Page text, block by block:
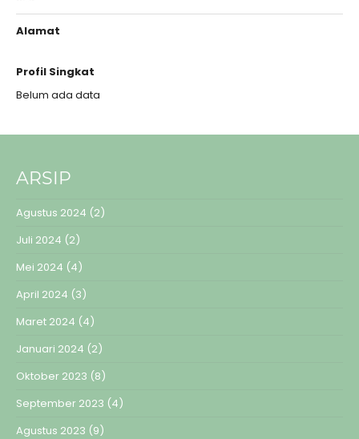
Alamat
Profil Singkat
Belum ada data
ARSIP
Agustus 2024 (2)
Juli 2024 (2)
Mei 2024 (4)
April 2024 (3)
Maret 2024 (4)
Januari 2024 (2)
Oktober 2023 (8)
September 2023 (4)
Agustus 2023 (9)